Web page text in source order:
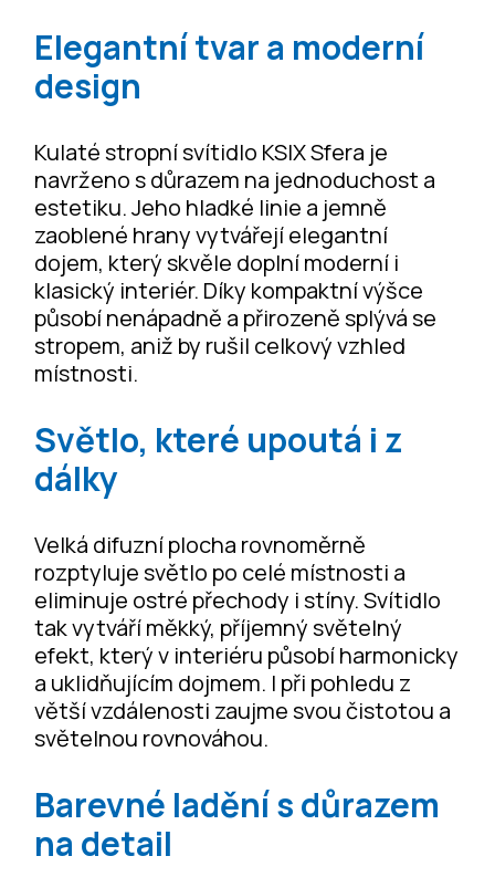
Elegantní tvar a moderní
design
Kulaté stropní svítidlo KSIX Sfera je
navrženo s důrazem na jednoduchost a
estetiku. Jeho hladké linie a jemně
zaoblené hrany vytvářejí elegantní
dojem, který skvěle doplní moderní i
klasický interiér. Díky kompaktní výšce
působí nenápadně a přirozeně splývá se
stropem, aniž by rušil celkový vzhled
místnosti.
Světlo, které upoutá i z
dálky
Velká difuzní plocha rovnoměrně
rozptyluje světlo po celé místnosti a
eliminuje ostré přechody i stíny. Svítidlo
tak vytváří měkký, příjemný světelný
efekt, který v interiéru působí harmonicky
a uklidňujícím dojmem. I při pohledu z
větší vzdálenosti zaujme svou čistotou a
světelnou rovnováhou.
Barevné ladění s důrazem
na detail